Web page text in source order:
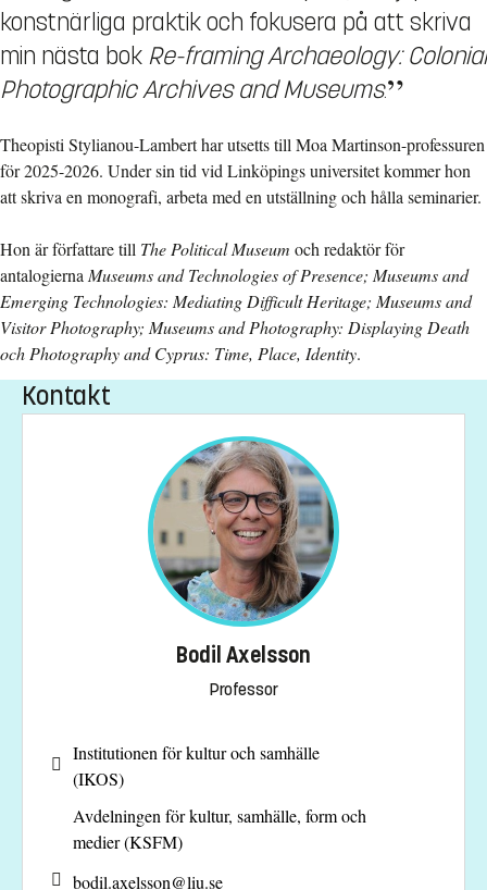
konstnärliga praktik och fokusera på att skriva
min nästa bok Re-framing Archaeology: Colonial
Photographic Archives and Museums.
Theopisti Stylianou-Lambert har utsetts till Moa Martinson-professuren
för 2025-2026. Under sin tid vid Linköpings universitet kommer hon
att skriva en monografi, arbeta med en utställning och hålla seminarier.
Hon är författare till The Political Museum och redaktör för
antalogierna Museums and Technologies of Presence; Museums and
Emerging Technologies: Mediating Difficult Heritage; Museums and
Visitor Photography; Museums and Photography: Displaying Death
och Photographyand Cyprus: Time, Place, Identity.
Kontakt
Bodil Axelsson
Professor
Institutionen för kultur och samhälle
(IKOS)
Avdelningen för kultur, samhälle, form och
medier (KSFM)
bodil.axelsson@liu.se